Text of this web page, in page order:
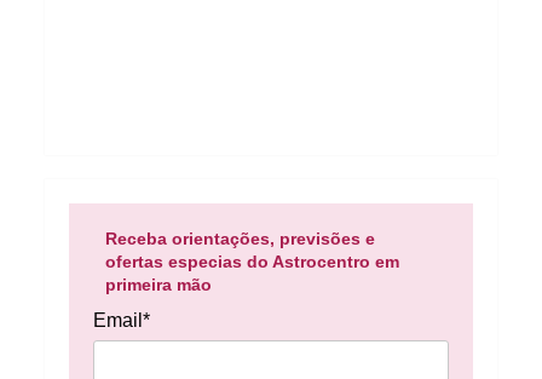
Receba orientações, previsões e
ofertas especias do Astrocentro em
primeira mão
Email*